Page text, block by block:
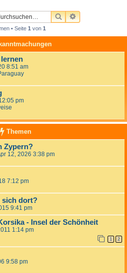
SUCHEERWEITERTE
• Seite 1 von 1
lernen
8:51 am
pm
Themen
Zypern?
12, 2026 3:38 pm
7:12 pm
sich dort?
9:41 pm
- Insel der Schönheit
1:14 pm
1 2
9:58 pm